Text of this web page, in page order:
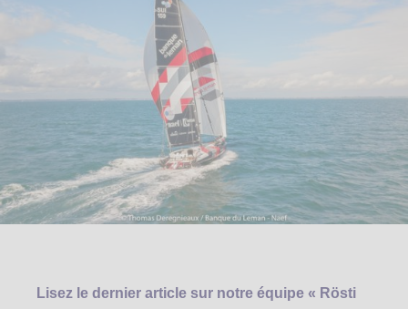
Lisez le dernier article sur notre équipe « Rösti